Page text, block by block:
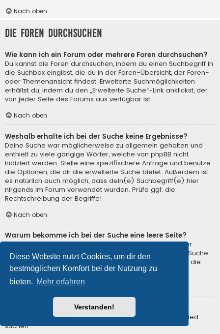
Diese Website nutzt Cookies, um dir den
bestmöglichen Komfort bei der Nutzung zu
bieten. Mehr erfahren
Verstanden!
Nach oben
Die Foren durchsuchen
Wie kann ich ein Forum oder mehrere Foren durchsuchen?
Du kannst die Foren durchsuchen, indem du einen Suchbegriff in
die Suchbox eingibst, die du in der Foren-Übersicht, der Foren-
oder Themenansicht findest. Erweiterte Suchmöglichkeiten
erhältst du, indem du den „Erweiterte Suche“-Link anklickst, der
von jeder Seite des Forums aus verfügbar ist.
Nach oben
Weshalb erhalte ich bei der Suche keine Ergebnisse?
Deine Suche war möglicherweise zu allgemein gehalten und
enthielt zu viele gängige Wörter, welche von phpBB nicht
indiziert werden. Stelle eine spezifischere Anfrage und benutze
die Optionen, die dir die erweiterte Suche bietet. Außerdem ist
es natürlich auch möglich, dass dein(e) Suchbegriff(e) hier
nirgends im Forum verwendet wurden. Prüfe ggf. die
Rechtschreibung der Begriffe!
Nach oben
Warum bekomme ich bei der Suche eine leere Seite?
Deine Suche lieferte zu viele Ergebnisse, somit konnte der
Webserver sie nicht verarbeiten. Benutze die erweiterte Suche
und gib spezifischere Suchbegriffe ein oder beschränke die
Suche auf verschiedene Unterforen.
Nach oben
Wie kann ich nach Mitgliedern suchen?
Gehe zur Mitgliederliste und klicke auf „Nach einem Mitglied
suchen“.